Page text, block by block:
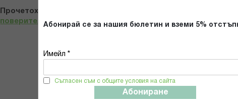
Абонирай се за нашия бюлетин и вземи 5%
Имейл *
Съгласен съм с общите условия на сайта
Абониране
Прочетох и се съгласявам с
поверителност *
ИЗПРАТИ